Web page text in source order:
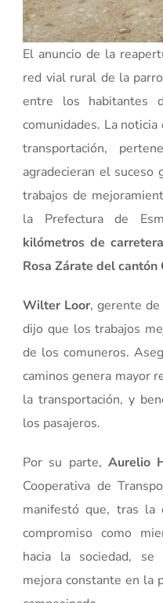
El anuncio de la
red vial rural de la
entre los habitantes
comunidades. La
transportación,
agradecieran el suceso
trabajos de
la Prefectura de
kilómetros de
Rosa Zárate del cantón
Wilter Loor, gerente de
dijo que los trabajos
de los comuneros.
caminos genera mayor
la transportación, y
los pasajeros.
Por su parte, Aurelio
Cooperativa de
manifestó que, tras la
compromiso como
hacia la sociedad,
mejora constante en la